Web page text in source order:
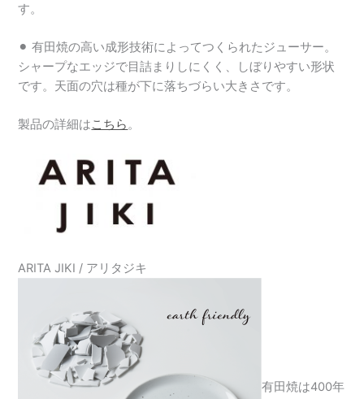
す。
⚫︎ 有田焼の高い成形技術によってつくられたジューサー。
シャープなエッジで目詰まりしにくく、しぼりやすい形状
です。天面の穴は種が下に落ちづらい大きさです。
製品の詳細はこちら。
ARITA JIKI / アリタジキ
有田焼は400年